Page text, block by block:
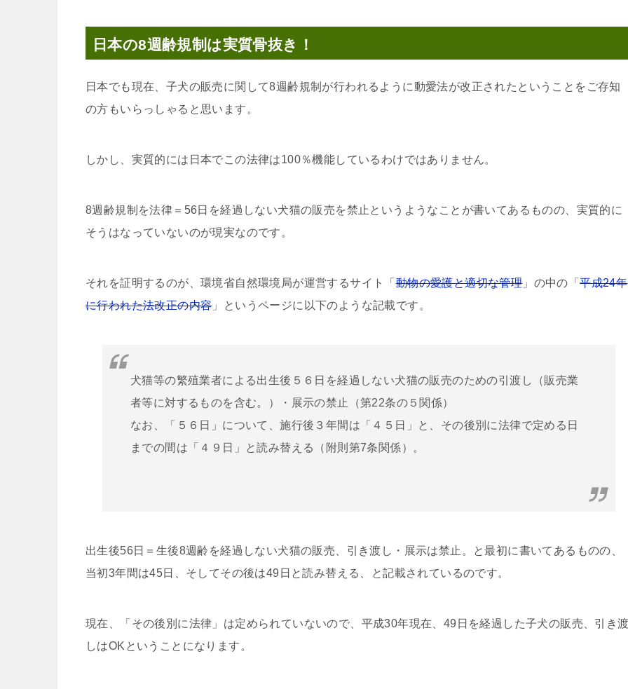
日本の8週齢規制は実質骨抜き！
日本でも現在、子犬の販売に関して8週齢規制が行われるように動愛法が改正されたということをご存知
の方もいらっしゃると思います。
しかし、実質的には日本でこの法律は100％機能しているわけではありません。
8週齢規制を法律＝56日を経過しない犬猫の販売を禁止というようなことが書いてあるものの、実質的に
そうはなっていないのが現実なのです。
それを証明するのが、環境省自然環境局が運営するサイト「動物の愛護と適切な管理」の中の「平成24年
に行われた法改正の内容」というページに以下のような記載です。
犬猫等の繁殖業者による出生後５６日を経過しない犬猫の販売のための引渡し（販売業
者等に対するものを含む。）・展示の禁止（第22条の５関係）
なお、「５６日」について、施行後３年間は「４５日」と、その後別に法律で定める日
までの間は「４９日」と読み替える（附則第7条関係）。
出生後56日＝生後8週齢を経過しない犬猫の販売、引き渡し・展示は禁止。と最初に書いてあるものの、
当初3年間は45日、そしてその後は49日と読み替える、と記載されているのです。
現在、「その後別に法律」は定められていないので、平成30年現在、49日を経過した子犬の販売、引き
しはOKということになります。